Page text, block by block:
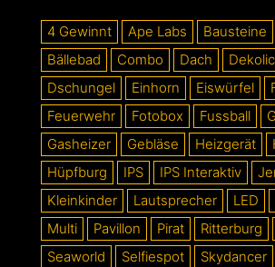
4 Gewinnt Ape Labs Bausteine
Bällebad
Combo Dach
Dschungel
Einhorn Eiswürfel
Feuerwehr
Fotobox Fussball
Gasheizer
Gebläse Heizgerät
Hüpfburg
IPS IPS Interaktiv
Kleinkinder
Lautsprecher LED
Multi
Pavillon Pirat Ritterburg
Seaworld
Selfiespot Skydancer